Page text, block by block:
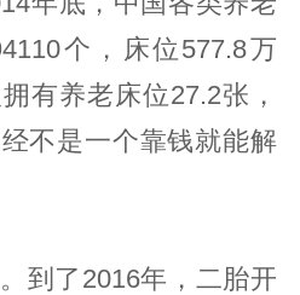
个，床位577.8万
有养老床位27.2张，
不是一个靠钱就能解
到了2016年，二胎开